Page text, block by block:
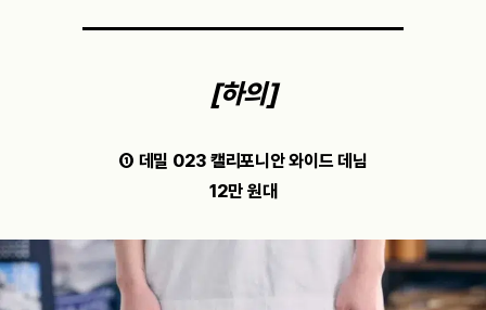
[하의]
① 데밀 023 캘리포니안 와이드 데님
12만 원대